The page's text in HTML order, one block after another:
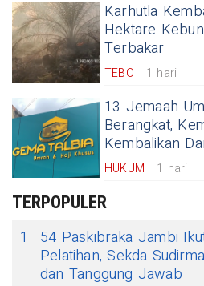
Karhutla
Hektare
Terbakar
TEBO 1 hari
13 Jemaah
Berangkat,
Kembalikan
HUKUM 1 hari
TERPOPULER
1
54 Paskibraka Jambi
Pelatihan, Sekda
dan Tanggung Jawab